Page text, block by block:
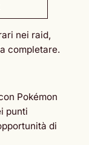
nei raid,
completare.
Pokémon
punti
di